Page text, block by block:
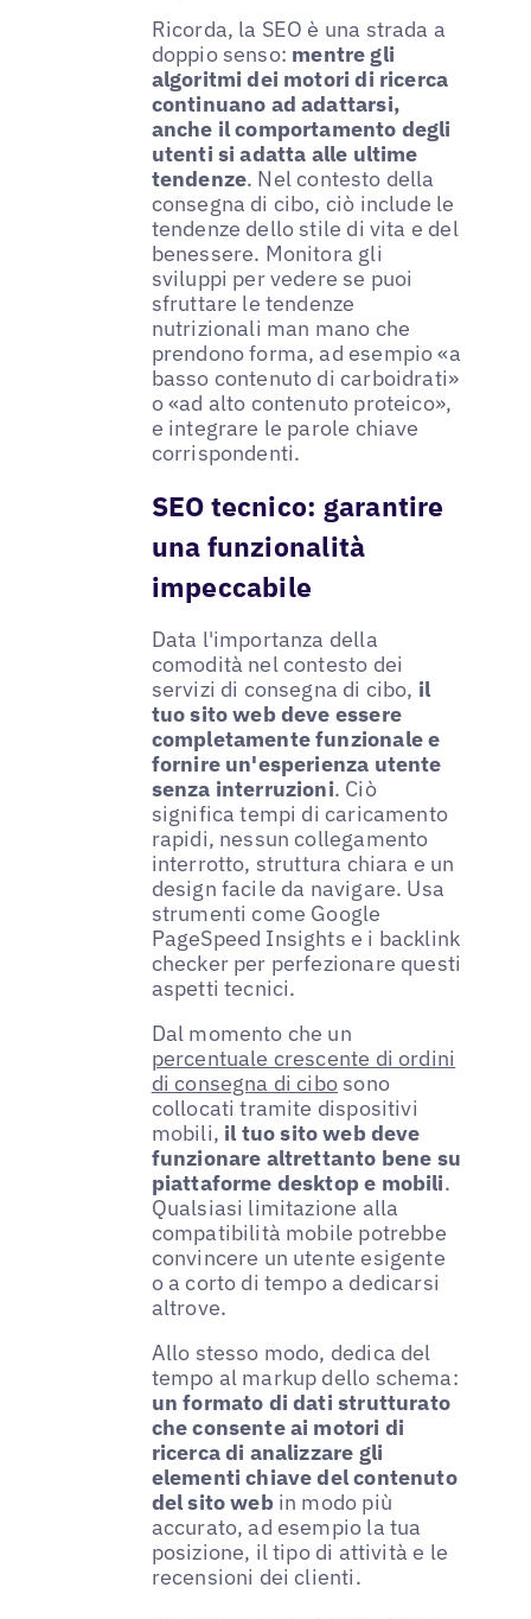
Ricorda, la SEO è una strada a
doppio senso: mentre gli
algoritmi dei motori di ricerca
continuano ad adattarsi,
anche il comportamento degli
utenti si adatta alle ultime
tendenze. Nel contesto della
consegna di cibo, ciò include le
tendenze dello stile di vita e del
benessere. Monitora gli
sviluppi per vedere se puoi
sfruttare le tendenze
nutrizionali man mano che
prendono forma, ad esempio «a
basso contenuto di carboidrati»
o «ad alto contenuto proteico»,
e integrare le parole chiave
corrispondenti.
SEO tecnico: garantire
una funzionalità
impeccabile
Data l'importanza della
comodità nel contesto dei
servizi di consegna di cibo, il
tuo sito web deve essere
completamente funzionale e
fornire un'esperienza utente
senza interruzioni. Ciò
significa tempi di caricamento
rapidi, nessun collegamento
interrotto, struttura chiara e un
design facile da navigare. Usa
strumenti come Google
PageSpeed Insights e i backlink
checker per perfezionare questi
aspetti tecnici.
Dal momento che un
percentuale crescente di ordini
di consegna di cibo sono
collocati tramite dispositivi
mobili, il tuo sito web deve
funzionare altrettanto bene su
piattaforme desktop e mobili.
Qualsiasi limitazione alla
compatibilità mobile potrebbe
convincere un utente esigente
o a corto di tempo a dedicarsi
altrove.
Allo stesso modo, dedica del
tempo al markup dello schema:
un formato di dati strutturato
che consente ai motori di
ricerca di analizzare gli
elementi chiave del contenuto
del sito web in modo più
accurato, ad esempio la tua
posizione, il tipo di attività e le
recensioni dei clienti.